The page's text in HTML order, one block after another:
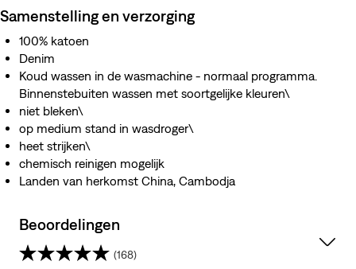
Samenstelling en verzorging
100% katoen
Denim
Koud wassen in de wasmachine - normaal programma.
Binnenstebuiten wassen met soortgelijke kleuren\
niet bleken\
op medium stand in wasdroger\
heet strijken\
chemisch reinigen mogelijk
Landen van herkomst China, Cambodja
Beoordelingen
(168)